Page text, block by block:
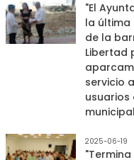
"El
la última
de la
Libertad
servicio
usuarios
2025-06-19